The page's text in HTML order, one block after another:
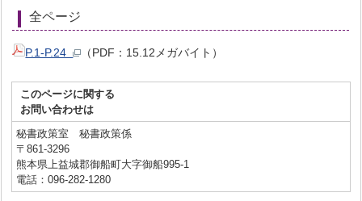
全ページ
P.1-P.24 （PDF：15.12メガバイト）
このページに関する
お問い合わせは
秘書政策室 秘書政策係
〒861-3296
熊本県上益城郡御船町大字御船995-1
電話：096-282-1280